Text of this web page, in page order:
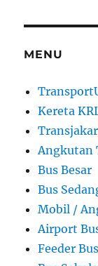
MENU
Kereta
Angkutan
Bus Besar
Bus
Mobil /
Airport
Feeder